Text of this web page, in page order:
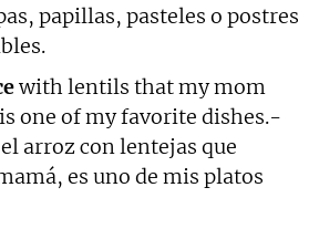
papillas, pasteles o postres
with lentils that my mom
one of my favorite dishes.-
arroz con lentejas que
es uno de mis platos